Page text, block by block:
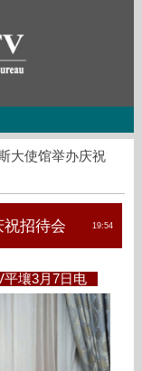
大使馆举办庆祝
19:54
招待会
壤3月7日电